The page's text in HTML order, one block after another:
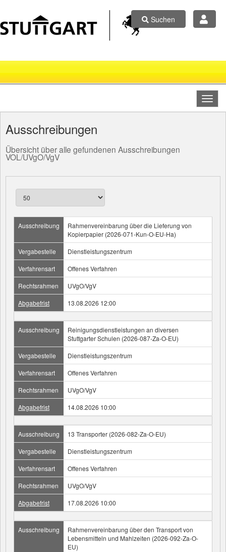
Suchen
Ausschreibungen
Übersicht über alle gefundenen Ausschreibungen
VOL/UVgO/VgV
Ausschreibung
Rahmenvereinbarung über die Lieferung von
Kopierpapier (2026-071-Kun-O-EU-Ha)
Vergabestelle
Dienstleistungszentrum
Verfahrensart
Offenes Verfahren
Rechtsrahmen
UVgO/VgV
Abgabefrist
13.08.2026 12:00
Ausschreibung
Reinigungsdienstleistungen an diversen
Stuttgarter Schulen (2026-087-Za-O-EU)
Vergabestelle
Dienstleistungszentrum
Verfahrensart
Offenes Verfahren
Rechtsrahmen
UVgO/VgV
Abgabefrist
14.08.2026 10:00
Ausschreibung
13 Transporter (2026-082-Za-O-EU)
Vergabestelle
Dienstleistungszentrum
Verfahrensart
Offenes Verfahren
Rechtsrahmen
UVgO/VgV
Abgabefrist
17.08.2026 10:00
Ausschreibung
Rahmenvereinbarung über den Transport von
Lebensmitteln und Mahlzeiten (2026-092-Za-O-
EU)